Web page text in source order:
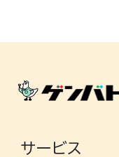
サービス